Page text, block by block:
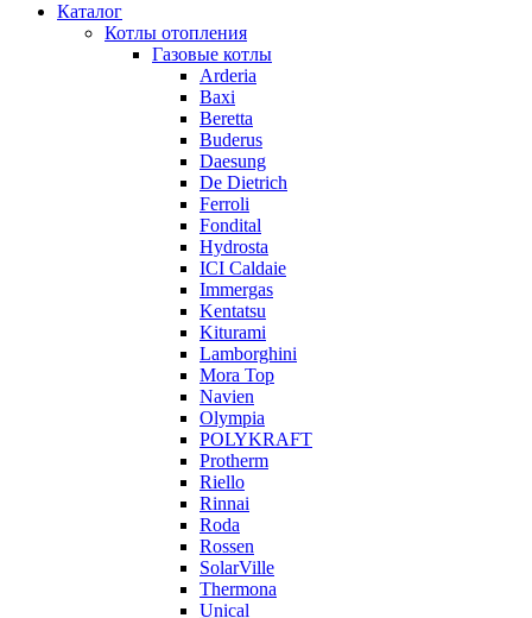
Каталог
Котлы отопления
Газовые котлы
Arderia
Baxi
Beretta
Buderus
Daesung
De Dietrich
Ferroli
Fondital
Hydrosta
ICI Caldaie
Immergas
Kentatsu
Kiturami
Lamborghini
Mora Top
Navien
Olympia
POLYKRAFT
Protherm
Riello
Rinnai
Roda
Rossen
SolarVille
Thermona
Unical